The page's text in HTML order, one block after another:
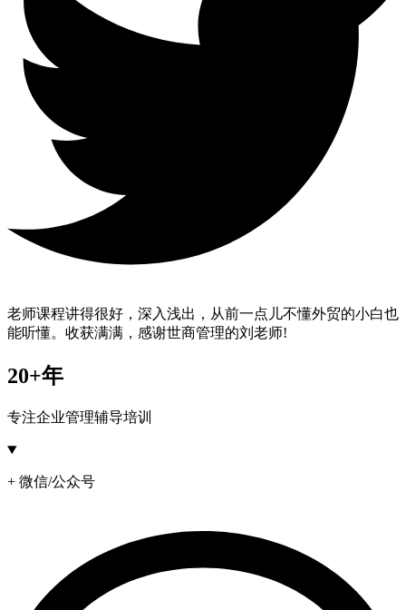
老师课程讲得很好，深入浅出，从前一点儿不懂外贸的小白也
能听懂。收获满满，感谢世商管理的刘老师!
20+年
专注企业管理辅导培训
+ 微信/公众号